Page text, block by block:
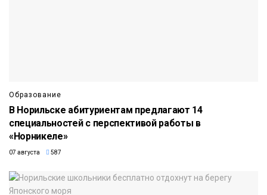
Образование
В Норильске абитуриентам предлагают 14
специальностей с перспективой работы в
«Норникеле»
07 августа 587